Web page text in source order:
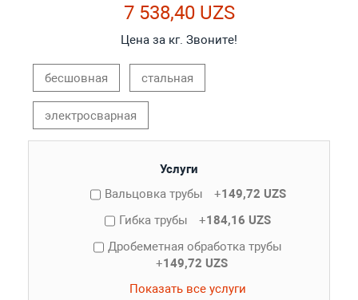
7 538,40 UZS
Цена за кг. Звоните!
бесшовная стальная
электросварная
Услуги
Вальцовка трубы
+149,72 UZS
Гибка трубы
+184,16 UZS
Дробеметная обработка трубы
+149,72 UZS
Показать все услуги